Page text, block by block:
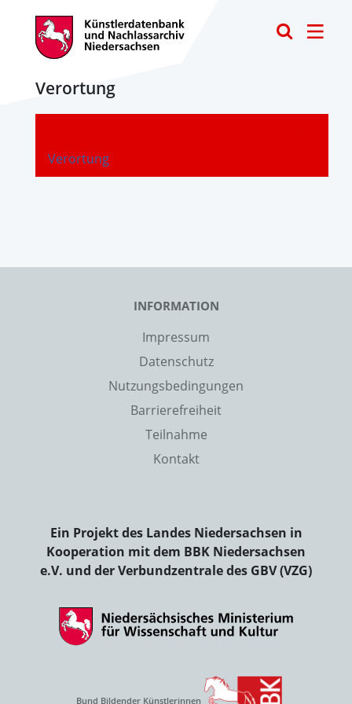
Verortung
Verortung
-
INFORMATION
Impressum
Datenschutz
Nutzungsbedingungen
Barrierefreiheit
Teilnahme
Kontakt
Ein Projekt des Landes Niedersachsen in
Kooperation mit dem BBK Niedersachsen
e.V. und der Verbundzentrale des GBV (VZG)
Bund Bildender Künstlerinnen